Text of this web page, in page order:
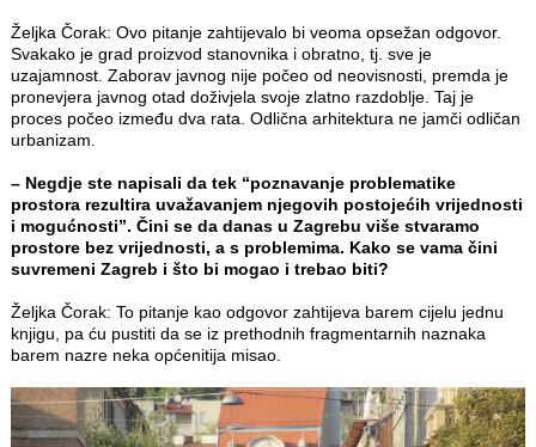
Željka Čorak: Ovo pitanje zahtijevalo bi veoma opsežan odgovor.
Svakako je grad proizvod stanovnika i obratno, tj. sve je
uzajamnost. Zaborav javnog nije počeo od neovisnosti, premda je
pronevjera javnog otad doživjela svoje zlatno razdoblje. Taj je
proces počeo između dva rata. Odlična arhitektura ne jamči odličan
urbanizam.
– Negdje ste napisali da tek “poznavanje problematike
prostora rezultira uvažavanjem njegovih postojećih vrijednosti
i mogućnosti”. Čini se da danas u Zagrebu više stvaramo
prostore bez vrijednosti, a s problemima. Kako se vama čini
suvremeni Zagreb i što bi mogao i trebao biti?
Željka Čorak: To pitanje kao odgovor zahtijeva barem cijelu jednu
knjigu, pa ću pustiti da se iz prethodnih fragmentarnih naznaka
barem nazre neka općenitija misao.